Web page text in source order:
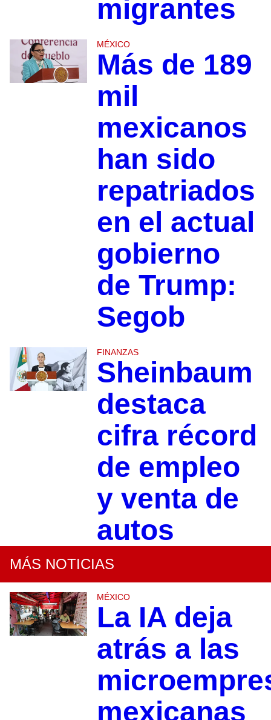
migrantes
MÉXICO
Más de 189
mil
mexicanos
han sido
repatriados
en el actual
gobierno
de Trump:
Segob
FINANZAS
Sheinbaum
destaca
cifra récord
de empleo
y venta de
autos
MÁS NOTICIAS
MÉXICO
La IA deja
atrás a las
mexicanas